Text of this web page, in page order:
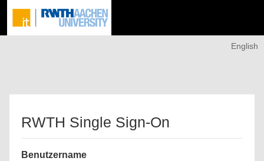
English
RWTH Single Sign-On
Benutzername